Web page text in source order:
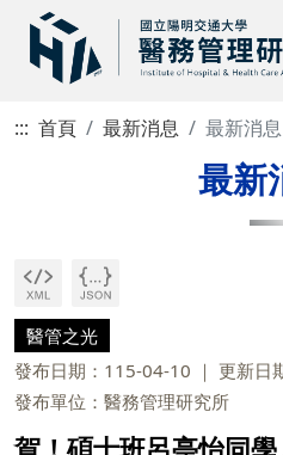
::: 首頁 最新消息 最新消息
最新
醫管之光
發布日期：115-04-10
更新日
發布單位：醫務管理研究所